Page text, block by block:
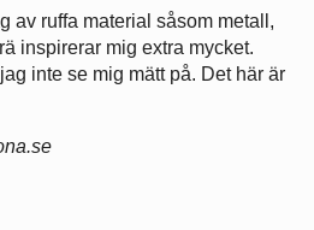
av ruffa material såsom metall,
inspirerar mig extra mycket.
inte se mig mätt på. Det här är